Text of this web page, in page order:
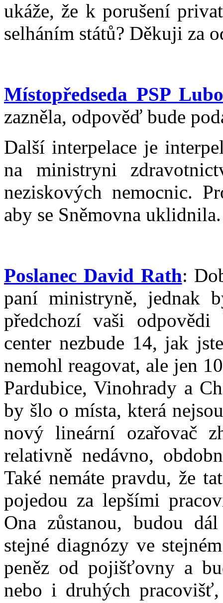
ukáže, že k porušení
selháním států? Děkuji za
Místopředseda PSP
zazněla, odpověď bude
Další interpelace je
na ministryni
neziskových nemocnic.
aby se Sněmovna uklidnila.
Poslanec David Rath:
paní ministryně, jednak
předchozí vaši
center nezbude 14, jak
nemohl reagovat, ale jen
Pardubice, Vinohrady a
by šlo o místa, která
nový lineární ozařovač
relativně nedávno,
Také nemáte pravdu, že
pojedou za lepšími
Ona zůstanou, budou
stejné diagnózy ve
peněz od pojišťovny a
nebo i druhých